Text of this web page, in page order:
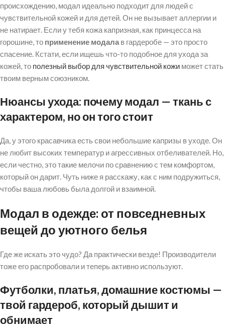
происхождению, модал идеально подходит для людей с
чувствительной кожей и для детей. Он не вызывает аллергии и
не натирает. Если у тебя кожа капризная, как принцесса на
горошине, то применение модала в гардеробе — это просто
спасение. Кстати, если ищешь что-то подобное для ухода за
кожей, то полезный выбор для чувствительной кожи может стать
твоим верным союзником.
Нюансы ухода: почему модал — ткань с
характером, но он того стоит
Да, у этого красавчика есть свои небольшие капризы в уходе. Он
не любит высоких температур и агрессивных отбеливателей. Но,
если честно, это такие мелочи по сравнению с тем комфортом,
который он дарит. Чуть ниже я расскажу, как с ним подружиться,
чтобы ваша любовь была долгой и взаимной.
Модал в одежде: от повседневных
вещей до уютного белья
Где же искать это чудо? Да практически везде! Производители
тоже его распробовали и теперь активно используют.
Футболки, платья, домашние костюмы —
твой гардероб, который дышит и
обнимает